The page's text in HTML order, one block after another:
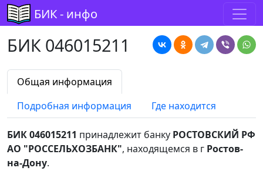
БИК - инфо
БИК 046015211
Общая информация
Подробная информация
Где находится
БИК 046015211 принадлежит банку РОСТОВСКИЙ РФ
АО "РОССЕЛЬХОЗБАНК", находящемся в г Ростов-
на-Дону.